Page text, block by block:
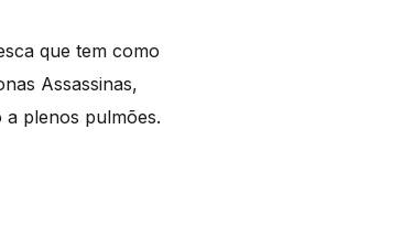
que tem como
Assassinas,
a plenos pulmões.